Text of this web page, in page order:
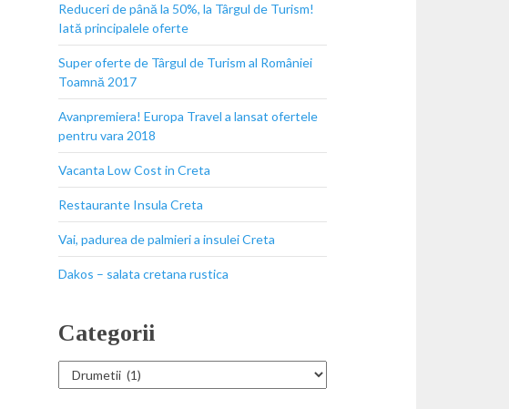
Reduceri de până la 50%, la Târgul de Turism!
Iată principalele oferte
Super oferte de Târgul de Turism al României
Toamnă 2017
Avanpremiera! Europa Travel a lansat ofertele
pentru vara 2018
Vacanta Low Cost in Creta
Restaurante Insula Creta
Vai, padurea de palmieri a insulei Creta
Dakos – salata cretana rustica
Categorii
Categorii